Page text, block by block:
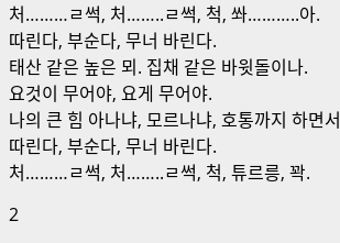
처………ㄹ썩, 처……..ㄹ썩, 척, 쏴………..아.
따린다, 부순다, 무너 바린다.
태산 같은 높은 뫼. 집채 같은 바윗돌이나.
요것이 무어야, 요게 무어야.
나의 큰 힘 아나냐, 모르나냐, 호통까지 하면서
따린다, 부순다, 무너 바린다.
처………ㄹ썩, 처……..ㄹ썩, 척, 튜르릉, 꽉.
2